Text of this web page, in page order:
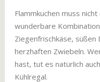
Flammkuchen muss
wunderbare
Ziegenfrischkäse, süßen
herzhaften Zwiebeln.
hast, tut es natürlich
Kühlregal.